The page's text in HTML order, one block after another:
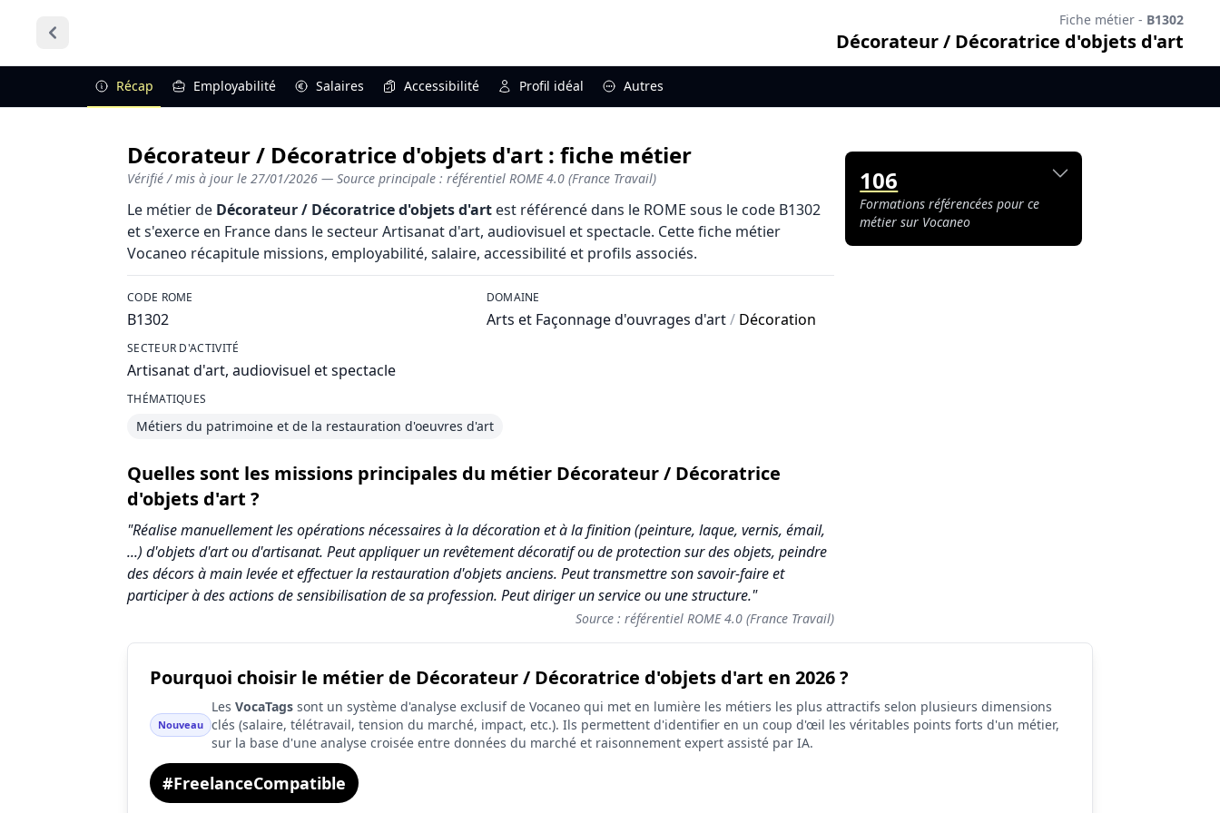
Fiche métier - B1302
Décorateur / Décoratrice d'objets d'art
Récap Employabilité Salaires Accessibilité Profil idéal Autres
Décorateur / Décoratrice d'objets d'art : fiche métier
Vérifié / mis à jour le 27/01/2026 — Source principale : référentiel ROME 4.0 (France Travail)
Le métier de Décorateur / Décoratrice d'objets d'art est référencé dans le ROME sous le code B1302
et s'exerce en France dans le secteur Artisanat d'art, audiovisuel et spectacle. Cette fiche métier
Vocaneo récapitule missions, employabilité, salaire, accessibilité et profils associés.
CODE ROME
B1302
DOMAINE
Arts et Façonnage d'ouvrages d'art/ Décoration
SECTEUR D'ACTIVITÉ
Artisanat d'art, audiovisuel et spectacle
THÉMATIQUES
Métiers du patrimoine et de la restauration d'oeuvres d'art
Quelles sont les missions principales du métier Décorateur / Décoratrice
d'objets d'art ?
"Réalise manuellement les opérations nécessaires à la décoration et à la finition (peinture, laque, vernis, émail,
...) d'objets d'art ou d'artisanat. Peut appliquer un revêtement décoratif ou de protection sur des objets, peindre
des décors à main levée et effectuer la restauration d'objets anciens. Peut transmettre son savoir-faire et
participer à des actions de sensibilisation de sa profession. Peut diriger un service ou une structure."
Source : référentiel ROME 4.0 (France Travail)
106
Formations référencées pour ce
métier sur Vocaneo
Pourquoi choisir le métier de Décorateur / Décoratrice d'objets d'art en 2026 ?
Nouveau
Les VocaTags sont un système d'analyse exclusif de Vocaneo qui met en lumière les métiers les plus attractifs selon plusieurs dimensions
clés (salaire, télétravail, tension du marché, impact, etc.). Ils permettent d'identifier en un coup d'œil les véritables points forts d'un métier,
sur la base d'une analyse croisée entre données du marché et raisonnement expert assisté par IA.
#FreelanceCompatible
Synthèse des scores du métier Décorateur / Décoratrice d'objets d'art
Indicateur
Score (sur 10)
Attractivité globale
3.3
Tension du marché